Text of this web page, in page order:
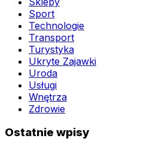
Sport
Technologie
Transport
Turystyka
Ukryte Zajawki
Uroda
Usługi
Wnętrza
Zdrowie
Ostatnie wpisy